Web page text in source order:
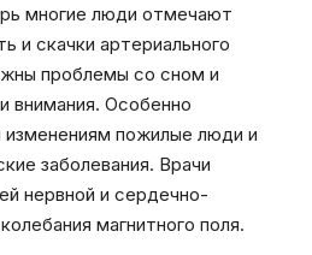
многие люди отмечают
и скачки артериального
проблемы со сном и
внимания. Особенно
изменениям пожилые люди и
заболевания. Врачи
нервной и сердечно-
магнитного поля.